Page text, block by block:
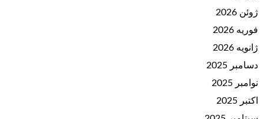
ژوئن 2026
فوریه 2026
ژانویه 2026
دسامبر 2025
نوامبر 2025
اکتبر 2025